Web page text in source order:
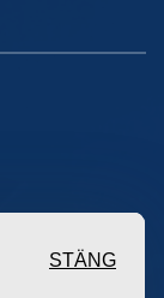
STÄNG